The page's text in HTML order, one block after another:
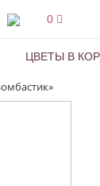
0
ЦВЕТЫ В